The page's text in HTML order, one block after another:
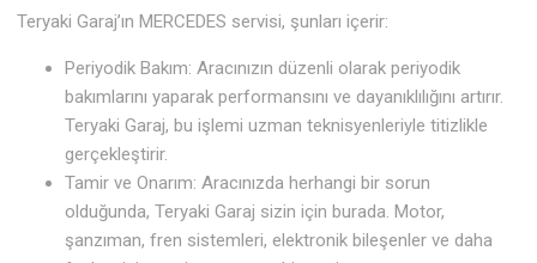
Teryaki Garaj’ın MERCEDES servisi, şunları içerir:
Periyodik Bakım: Aracınızın düzenli olarak periyodik
bakımlarını yaparak performansını ve dayanıklılığını artırır.
Teryaki Garaj, bu işlemi uzman teknisyenleriyle titizlikle
gerçekleştirir.
Tamir ve Onarım: Aracınızda herhangi bir sorun
olduğunda, Teryaki Garaj sizin için burada. Motor,
şanzıman, fren sistemleri, elektronik bileşenler ve daha